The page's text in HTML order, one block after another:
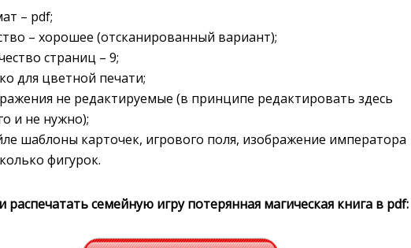
– pdf;
– хорошее (отсканированный вариант);
страниц – 9;
для цветной печати;
не редактируемые (в принципе редактировать здесь
и не нужно);
шаблоны карточек, игрового поля, изображение императора
фигурок.
распечатать семейную игру потерянная магическая книга в pdf: